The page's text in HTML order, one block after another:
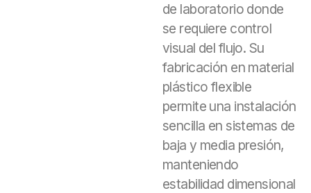
de laboratorio donde
se requiere control
visual del flujo. Su
fabricación en material
plástico flexible
permite una instalación
sencilla en sistemas de
baja y media presión,
manteniendo
estabilidad dimensional